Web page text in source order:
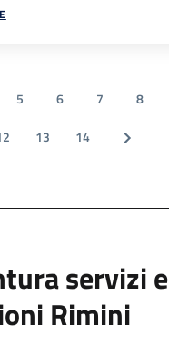
5 6 7 8
13 14
servizi e
Rimini